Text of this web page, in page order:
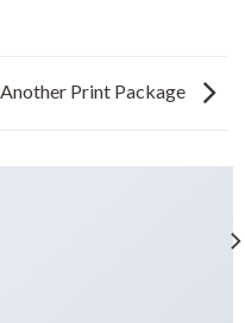
Another Print Package